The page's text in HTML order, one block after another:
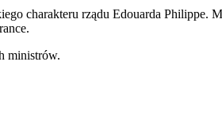
charakteru rządu Edouarda
ministrów.